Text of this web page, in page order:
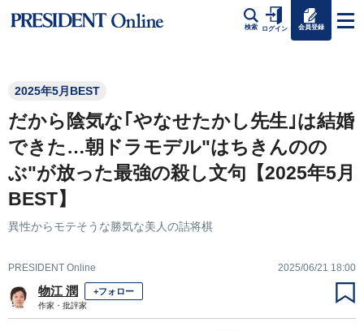
検索 ログイン 会員登録
2025年5月BEST
だから陰気な｢やなせたかし先生｣は結婚
できた…朝ドラモデル"はちきんのの
ぶ"が放った最強の殺し文句【2025年5月
BEST】
異性からモテそうな勝気な美人の詰将棋
PRESIDENT Online 2025/06/21 18:00
物江 潤 +フォロー
作家・批評家